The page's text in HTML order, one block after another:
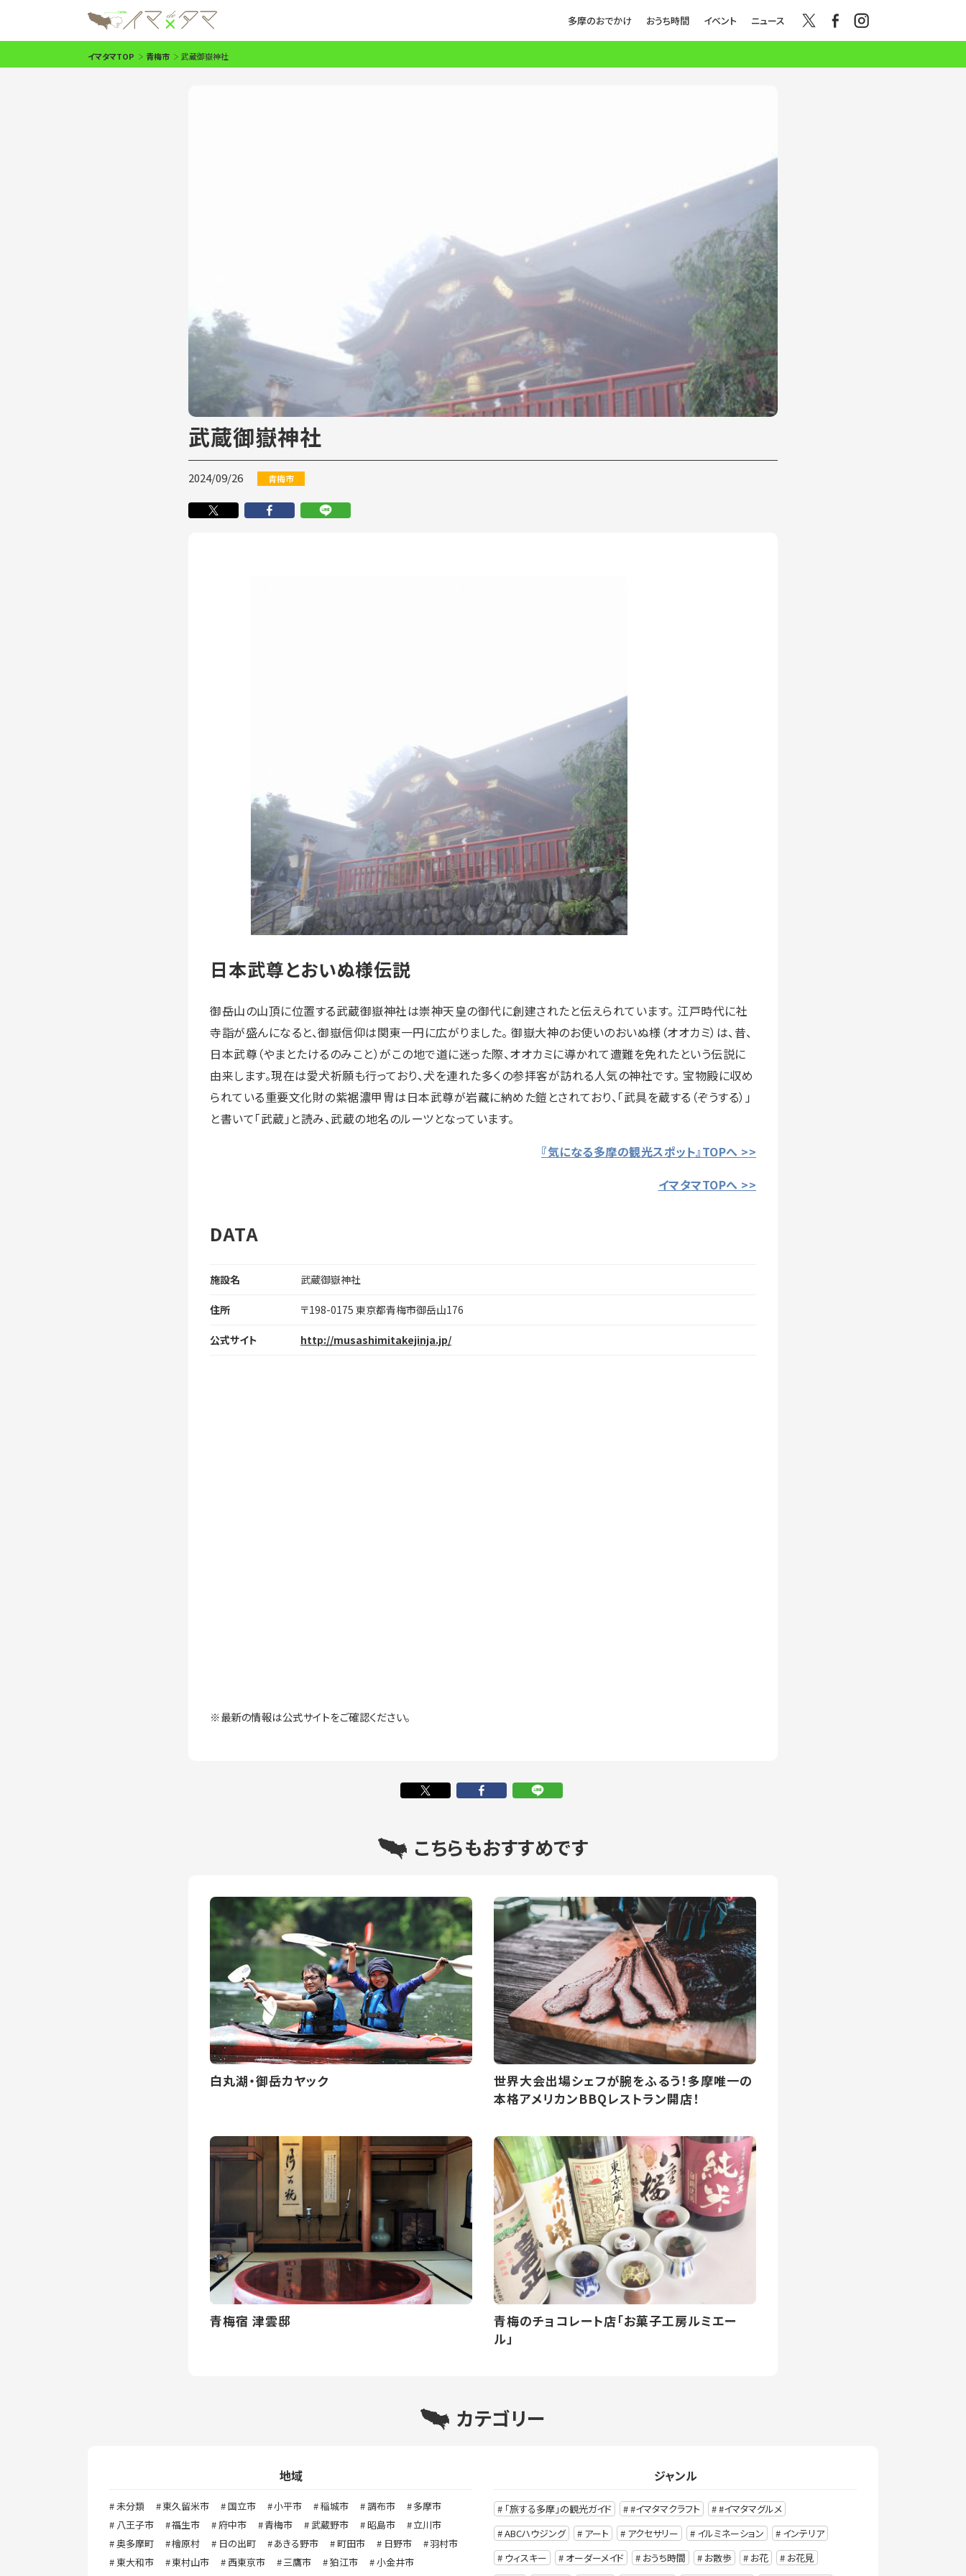
多摩のおでかけ おうち時間 イベント ニュース
イマタマTOP 青梅市 武蔵御嶽神社
武蔵御嶽神社
2024/09/26 青梅市
日本武尊とおいぬ様伝説
御岳山の山頂に位置する武蔵御嶽神社は崇神天皇の御代に創建されたと伝えられています。 江戸時代に社
寺詣が盛んになると、御嶽信仰は関東一円に広がりました。 御嶽大神のお使いのおいぬ様（オオカミ）は、昔、
日本武尊（やまとたけるのみこと）がこの地で道に迷った際、オオカミに導かれて遭難を免れたという伝説に
由来します。現在は愛犬祈願も行っており、犬を連れた多くの参拝客が訪れる人気の神社です。 宝物殿に収め
られている重要文化財の紫裾濃甲冑は日本武尊が岩藏に納めた鎧とされており、「武具を蔵する（ぞうする）」
と書いて「武蔵」と読み、武蔵の地名のルーツとなっています。
『気になる多摩の観光スポット』TOPへ >>
イマタマTOPへ >>
DATA
施設名 武蔵御嶽神社
住所 〒198-0175 東京都青梅市御岳山176
公式サイト http://musashimitakejinja.jp/
※最新の情報は公式サイトをご確認ください。
こちらもおすすめです
白丸湖・御岳カヤック
世界大会出場シェフが腕をふるう！多摩唯一の
本格アメリカンBBQレストラン開店！
青梅宿 津雲邸
青梅のチョコレート店「お菓子工房ルミエー
ル」
カテゴリー
地域
未分類 東久留米市 国立市 小平市 稲城市 調布市
多摩市
八王子市
福生市 府中市 青梅市 武蔵野市 昭島市
立川市
奥多摩町
檜原村 日の出町 あきる野市 町田市 日野市
羽村市
東大和市
東村山市 西東京市 三鷹市 狛江市
小金井市
ジャンル
「旅する多摩」の観光ガイド #イマタマクラフト
#イマタマグルメ
ABCハウジング
アート アクセサリー イルミネーション
インテリア
ウィスキー
オーダーメイド おうち時間 お散歩 お花
お花見